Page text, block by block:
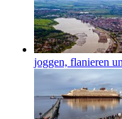
joggen, flanieren